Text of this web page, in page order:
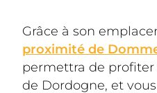
Grâce à son
proximité de
permettra de profiter
de Dordogne, et